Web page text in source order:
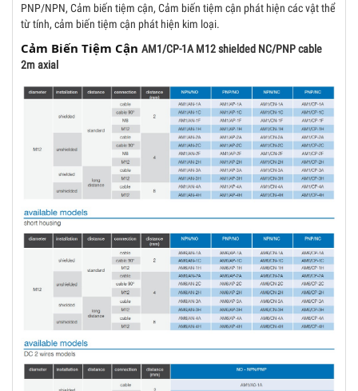
PNP/NPN, Cảm biến tiệm cận, Cảm biến tiệm cận phát hiện các vật thể
từ tính, cảm biến tiệm cận phát hiện kim loại.
Cảm Biến Tiệm Cận AM1/CP-1A M12 shielded NC/PNP cable
2m axial​